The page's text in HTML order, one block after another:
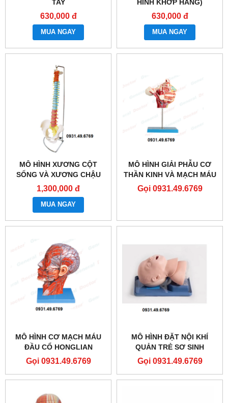
TAY
630,000 đ
MUA NGAY
HÌNH KHỚP HÁNG)
630,000 đ
MUA NGAY
MÔ HÌNH XƯƠNG CỘT
SỐNG VÀ XƯƠNG CHẬU
SƠN MÀU 83CM
1,300,000 đ
MUA NGAY
MÔ HÌNH GIẢI PHẪU CƠ
THẦN KINH VÀ MẠCH MÁU
VÙNG MẶT HONGLIAN
Gọi 0931.49.6769
MÔ HÌNH CƠ MẠCH MÁU
ĐẦU CỔ HONGLIAN
GD/A18210
Gọi 0931.49.6769
MÔ HÌNH ĐẶT NỘI KHÍ
QUẢN TRẺ SƠ SINH
HONGLIAN GD/J10
Gọi 0931.49.6769